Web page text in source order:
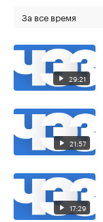
За все время
29:21
21:57
17:29